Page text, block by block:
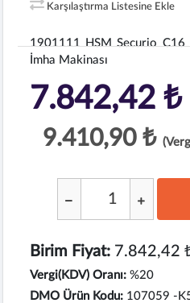
Karşılaştırma Listesine Ekle
1901111 HSM Securio C16
İmha Makinası
7.842,42 ₺
9.410,90 ₺
Birim Fiyat:7.842,42
Vergi(KDV) Oranı: %20
DMO Ürün Kodu: 107059 -